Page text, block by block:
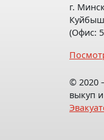
г.
(Офис:
© 2020
выкуп